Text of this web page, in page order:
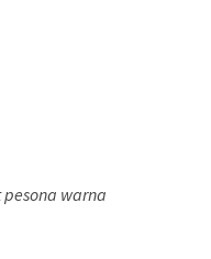
warna